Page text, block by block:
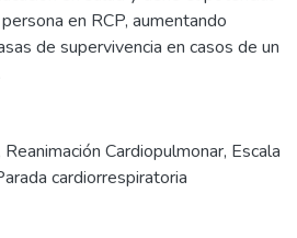
en RCP, aumentando
de supervivencia en casos de un
Reanimación Cardiopulmonar, Escala
cardiorrespiratoria